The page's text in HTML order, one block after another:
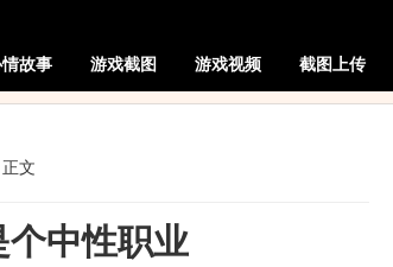
故事 游戏截图 游戏视频 截图上传
正文
中性职业